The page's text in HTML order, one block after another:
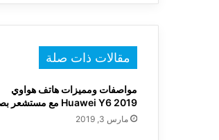
مقالات ذات صلة
مواصفات ومميزات هاتف هواوي
Huawei Y6 2019 مع مستشعر بصمة
مارس 3, 2019